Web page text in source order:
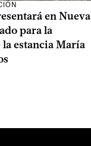
en Nueva
para la
estancia María